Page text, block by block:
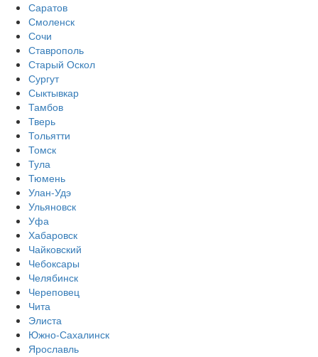
Саратов
Смоленск
Сочи
Ставрополь
Старый Оскол
Сургут
Сыктывкар
Тамбов
Тверь
Тольятти
Томск
Тула
Тюмень
Улан-Удэ
Ульяновск
Уфа
Хабаровск
Чайковский
Чебоксары
Челябинск
Череповец
Чита
Элиста
Южно-Сахалинск
Ярославль